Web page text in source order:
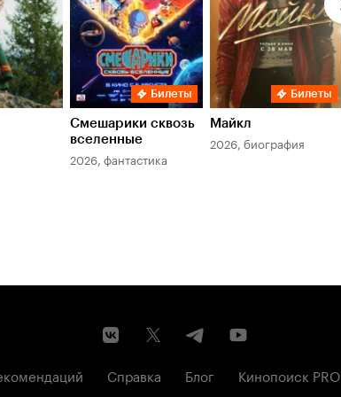
Билеты
Смешарики сквозь
вселенные
2026, фантастика
Билеты
Майкл
2026, биография
Справка Блог Кинопоиск PRO